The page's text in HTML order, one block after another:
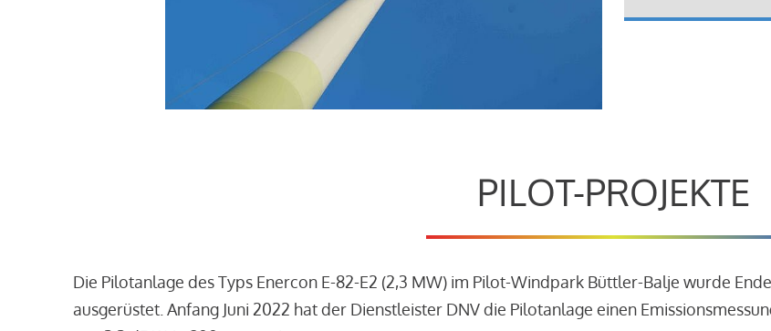
PILOT-PROJEKTE
Die Pilotanlage des Typs Enercon E-82-E2 (2,3 MW) im Pilot-Windpark Büttler-Balje wurde
ausgerüstet. Anfang Juni 2022 hat der Dienstleister DNV die Pilotanlage einen